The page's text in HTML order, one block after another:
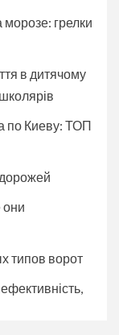
морозе: грелки
в дитячому
по Киеву: ТОП
они
типов ворот